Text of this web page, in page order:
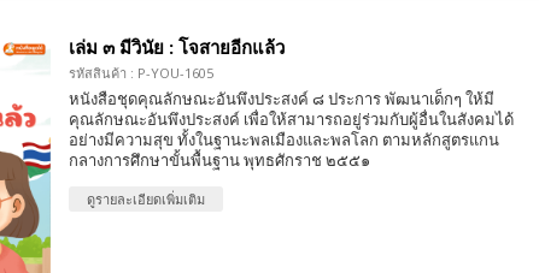
เล่ม ๓ มีวินัย : โจสายอีกแล้ว
รหัสสินค้า : P-YOU-1605
หนังสือชุดคุณลักษณะอันพึงประสงค์ ๘ ประการ พัฒนาเด็กๆ ให้มี
คุณลักษณะอันพึงประสงค์ เพื่อให้สามารถอยู่ร่วมกับผู้อื่นในสังคมได้
อย่างมีความสุข ทั้งในฐานะพลเมืองและพลโลก ตามหลักสูตรแกน
กลางการศึกษาขั้นพื้นฐาน พุทธศักราช ๒๕๕๑
ดูรายละเอียดเพิ่มเติม